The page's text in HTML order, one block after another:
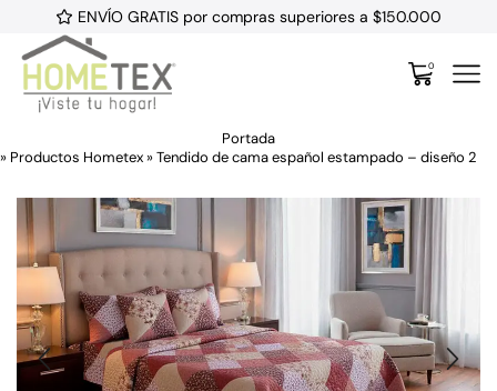
ENVÍO GRATIS por compras superiores a $150.000
0
Portada
» Productos Hometex»Tendido de cama español estampado – diseño 2